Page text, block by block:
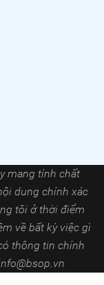
mang tính chất
dung chính xác
tôi ở thời điểm
về bất kỳ việc gì
thông tin chính